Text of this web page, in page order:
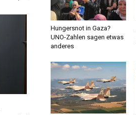
Hungersnot in Gaza?
UNO-Zahlen sagen etwas
anderes